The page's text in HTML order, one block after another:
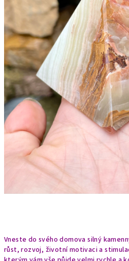
Vneste do svého domova silný
růst, rozvoj, životní motivaci a